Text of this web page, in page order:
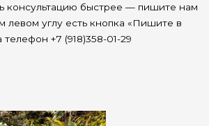
консультацию быстрее — пишите нам
углу есть кнопка «Пишите в
+7 (918)358-01-29